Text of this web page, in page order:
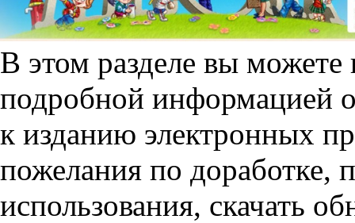
В этом разделе вы можете
подробной информацией
к изданию электронных
пожелания по доработке,
использования, скачать